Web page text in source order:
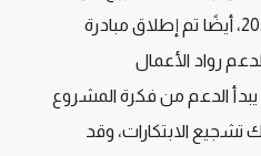
ديسمبر 2015 إلى سبتمبر 2020، أيضًا تم إطلاق مبادرة
لدعم رواد الأعمال
الدعم من فكرة المشروع
الابتكارات، وقد